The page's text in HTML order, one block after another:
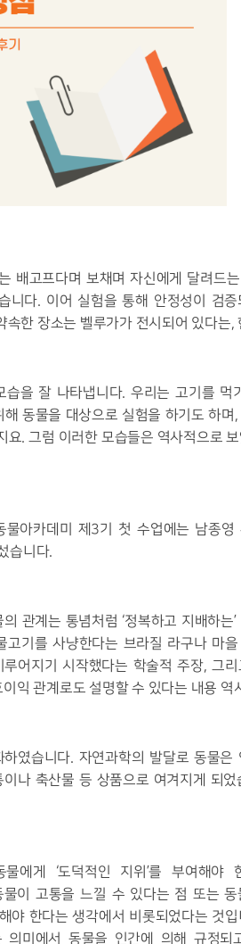
배고프다며 보채며 자신에게 달려드
니다. 이어 실험을 통해 안정성이 검
한 장소는 벨루가가 전시되어 있다는,
을 잘 나타냅니다. 우리는 고기를 먹
동물을 대상으로 실험을 하기도 하
. 그럼 이러한 모습들은 역사적으로
아카데미 제3기 첫 수업에는 남종영
습니다.
관계는 통념처럼 ‘정복하고 지배하는
기를 사냥한다는 브라질 라구나 마
어지기 시작했다는 학술적 주장, 그
익 관계로도 설명할 수 있다는 내용 역
였습니다. 자연과학의 발달로 동물
나 축산물 등 상품으로 여겨지게 되
에게 ‘도덕적인 지위’를 부여해야
이 고통을 느낄 수 있다는 점 또는
야 한다는 생각에서 비롯되었다는 것
미에서 동물을 인간에 의해 규정되